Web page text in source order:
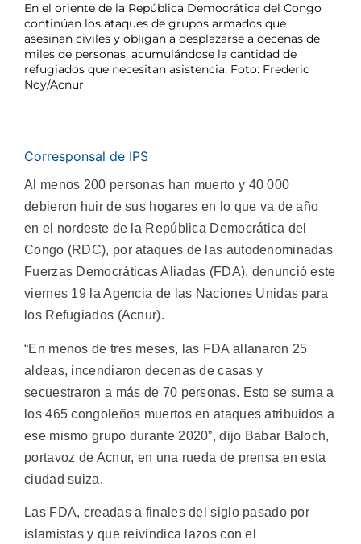
En el oriente de la República Democrática del Congo
continúan los ataques de grupos armados que
asesinan civiles y obligan a desplazarse a decenas de
miles de personas, acumulándose la cantidad de
refugiados que necesitan asistencia. Foto: Frederic
Noy/Acnur
Corresponsal de IPS
Al menos 200 personas han muerto y 40 000
debieron huir de sus hogares en lo que va de año
en el nordeste de la República Democrática del
Congo (RDC), por ataques de las autodenominadas
Fuerzas Democráticas Aliadas (FDA), denunció este
viernes 19 la Agencia de las Naciones Unidas para
los Refugiados (Acnur).
“En menos de tres meses, las FDA allanaron 25
aldeas, incendiaron decenas de casas y
secuestraron a más de 70 personas. Esto se suma a
los 465 congoleños muertos en ataques atribuidos a
ese mismo grupo durante 2020”, dijo Babar Baloch,
portavoz de Acnur, en una rueda de prensa en esta
ciudad suiza.
Las FDA, creadas a finales del siglo pasado por
islamistas y que reivindica lazos con el